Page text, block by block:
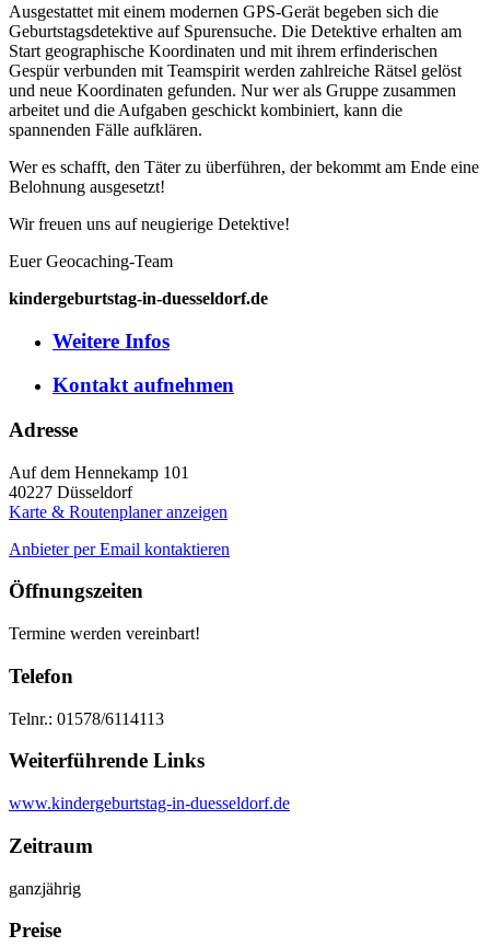
Ausgestattet mit einem modernen GPS-Gerät begeben sich die
Geburtstagsdetektive auf Spurensuche. Die Detektive erhalten am
Start geographische Koordinaten und mit ihrem erfinderischen
Gespür verbunden mit Teamspirit werden zahlreiche Rätsel gelöst
und neue Koordinaten gefunden. Nur wer als Gruppe zusammen
arbeitet und die Aufgaben geschickt kombiniert, kann die
spannenden Fälle aufklären.
Wer es schafft, den Täter zu überführen, der bekommt am Ende eine
Belohnung ausgesetzt!
Wir freuen uns auf neugierige Detektive!
Euer Geocaching-Team
kindergeburtstag-in-duesseldorf.de
Weitere Infos
Kontaktaufnehmen
Adresse
Auf dem Hennekamp 101
40227 Düsseldorf
Karte & Routenplaner anzeigen
Anbieter per Email kontaktieren
Öffnungszeiten
Termine werden vereinbart!
Telefon
Telnr.: 01578/6114113
Weiterführende Links
www.kindergeburtstag-in-duesseldorf.de
Zeitraum
ganzjährig
Preise